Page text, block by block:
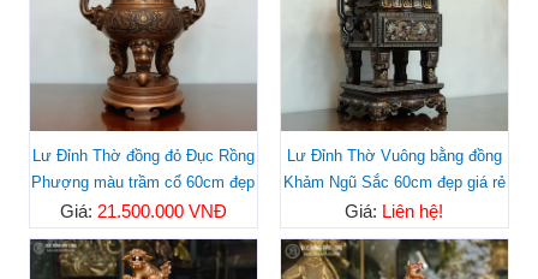
Lư Đỉnh Thờ đồng đỏ Đục Rồng
Phượng màu trầm cổ 60cm đẹp
Giá: 21.500.000 VNĐ
Lư Đỉnh Thờ Vuông bằng đồng
Khảm Ngũ Sắc 60cm đẹp giá rẻ
Giá: Liên hệ!